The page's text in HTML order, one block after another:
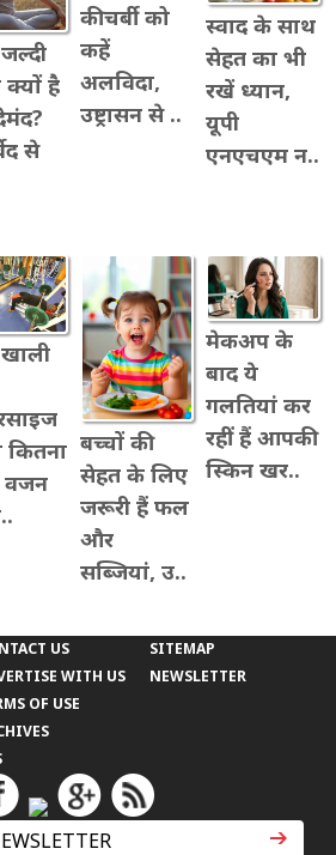
क्यों है
से
की चर्बी को
कहें
अलविदा,
उष्ट्रासन से ..
स्वाद के साथ
सेहत का भी
रखें ध्यान,
यूपी
एनएचएम न..
कितना
वजन
बच्चों की
सेहत के लिए
जरूरी हैं फल
और
सब्जियां, उ..
मेकअप के
बाद ये
गलतियां कर
रहीं हैं आपकी
स्किन खर..
US
WITH US
SITEMAP
NEWSLETTER
OF USE